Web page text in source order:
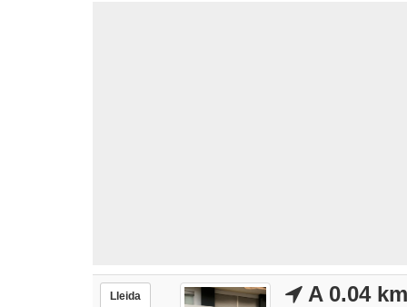
Lleida A 0.04